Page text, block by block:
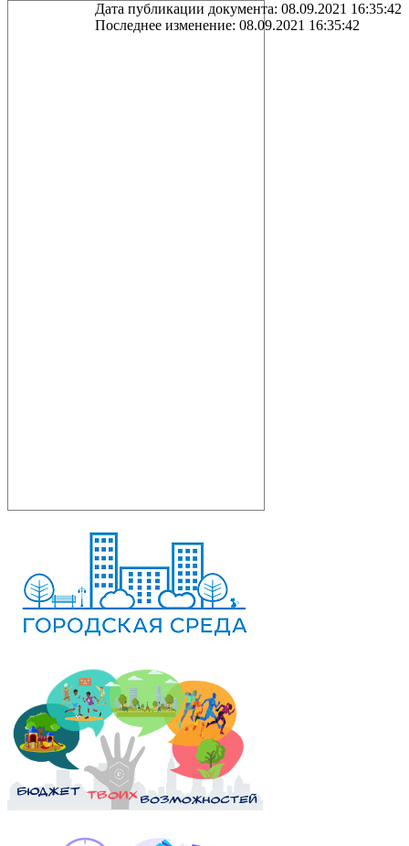
Дата публикации документа: 08.09.2021 16:35:42
Последнее изменение: 08.09.2021 16:35:42